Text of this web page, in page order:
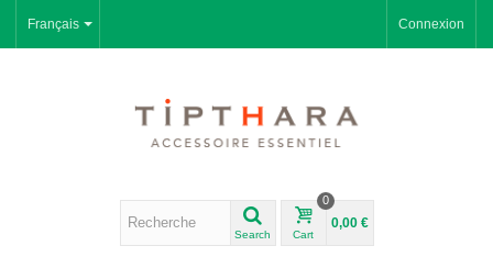
Français Connexion
Search Cart
0
0,00 €